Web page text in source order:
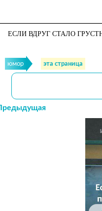
ЕСЛИ ВДРУГ СТАЛО
юмор эта страница